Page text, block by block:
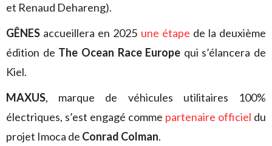
et Renaud Dehareng).
GÊNES accueillera en 2025 une étape de la deuxième
édition de The Ocean Race Europe qui s’élancera de
Kiel.
MAXUS, marque de véhicules utilitaires 100%
électriques, s’est engagé comme partenaire officiel du
projet Imoca de Conrad Colman.